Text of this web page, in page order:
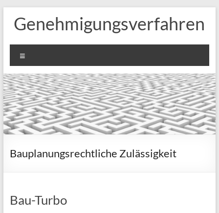
Inhalt
springen
Genehmigungsverfahren
Bauplanungsrechtliche Zulässigkeit
Bau-Turbo